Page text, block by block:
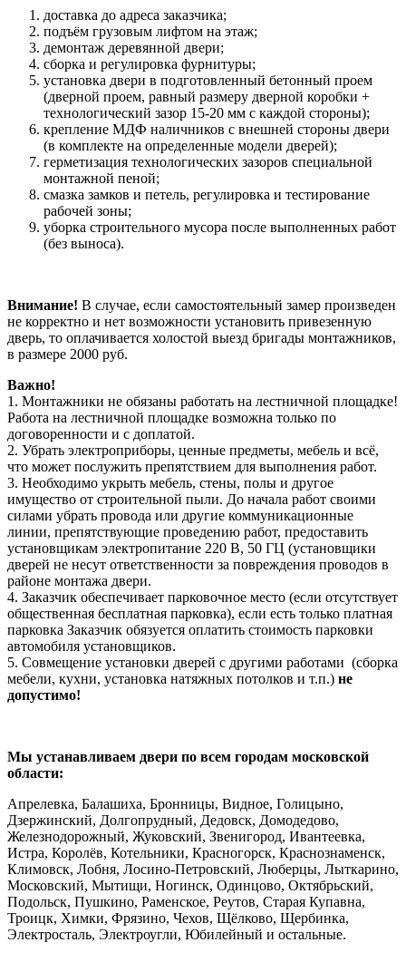
доставка до адреса заказчика;
подъём грузовым лифтом на этаж;
демонтаж деревянной двери;
сборка и регулировка фурнитуры;
установка двери в подготовленный бетонный проем
(дверной проем, равный размеру дверной коробки +
технологический зазор 15-20 мм с каждой стороны);
крепление МДФ наличников с внешней стороны двери
(в комплекте на определенные модели дверей);
герметизация технологических зазоров специальной
монтажной пеной;
смазка замков и петель, регулировка и тестирование
рабочей зоны;
уборка строительного мусора после выполненных работ
(без выноса).
Внимание! В случае, если самостоятельный замер произведен
не корректно и нет возможности установить привезенную
дверь, то оплачивается холостой выезд бригады монтажников,
в размере 2000 руб.
Важно!
1. Монтажники не обязаны работать на лестничной площадке!
Работа на лестничной площадке возможна только по
договоренности и с доплатой.
2. Убрать электроприборы, ценные предметы, мебель и всё,
что может послужить препятствием для выполнения работ.
3. Необходимо укрыть мебель, стены, полы и другое
имущество от строительной пыли. До начала работ своими
силами убрать провода или другие коммуникационные
линии, препятствующие проведению работ, предоставить
установщикам электропитание 220 В, 50 ГЦ (установщики
дверей не несут ответственности за повреждения проводов в
районе монтажа двери.
4. Заказчик обеспечивает парковочное место (если отсутствует
общественная бесплатная парковка), если есть только платная
парковка Заказчик обязуется оплатить стоимость парковки
автомобиля установщиков.
5. Совмещение установки дверей с другими работами (сборка
мебели, кухни, установка натяжных потолков и т.п.) не
допустимо!
Мы устанавливаем двери по всем городам московской
области:
Апрелевка, Балашиха, Бронницы, Видное, Голицыно,
Дзержинский, Долгопрудный, Дедовск, Домодедово,
Железнодорожный, Жуковский, Звенигород, Ивантеевка,
Истра, Королёв, Котельники, Красногорск, Краснознаменск,
Климовск, Лобня, Лосино-Петровский, Люберцы, Лыткарино,
Московский, Мытищи, Ногинск, Одинцово, Октябрьский,
Подольск, Пушкино, Раменское, Реутов, Старая Купавна,
Троицк, Химки, Фрязино, Чехов, Щёлково, Щербинка,
Электросталь, Электроугли, Юбилейный и остальные.